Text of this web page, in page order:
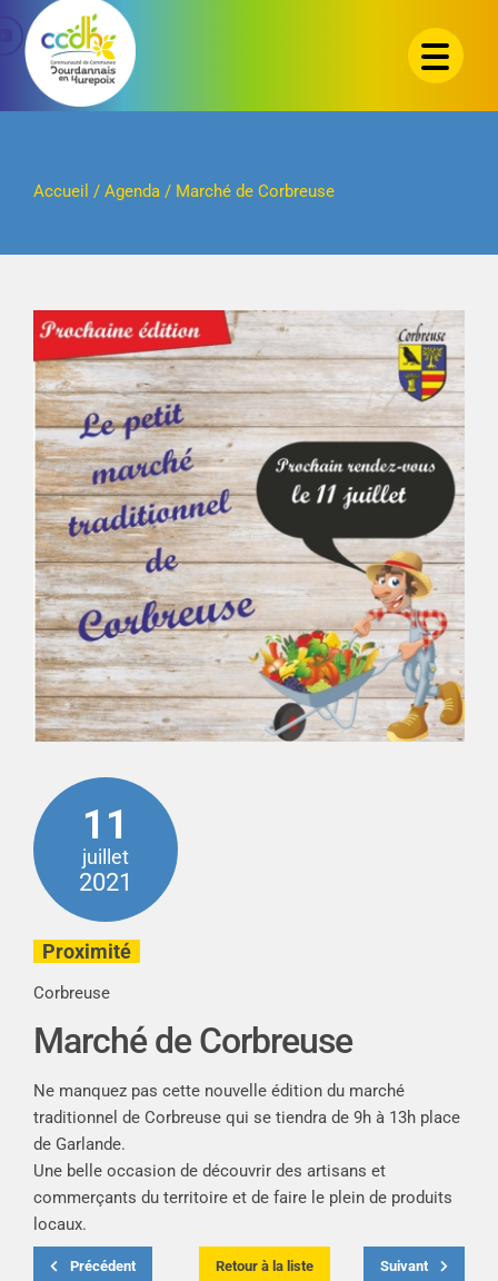
Passer
contenu
Accueil / Agenda/ Marché de Corbreuse
11
juillet
2021
Proximité
Corbreuse
Marché de Corbreuse
Ne manquez pas cette nouvelle édition du marché
traditionnel de Corbreuse qui se tiendra de 9h à 13h place
de Garlande.
Une belle occasion de découvrir des artisans et
commerçants du territoire et de faire le plein de produits
locaux.
Précédent Retour à la liste Suivant